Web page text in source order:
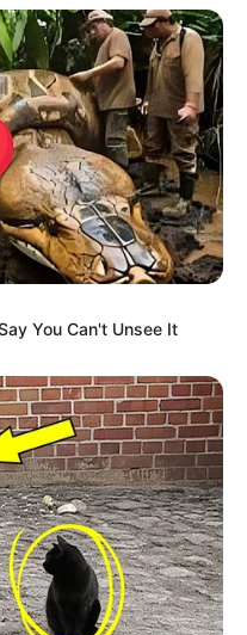
Acesse aqui .
de você para continuar
Compartilhe as nossas
You Can't Unsee It